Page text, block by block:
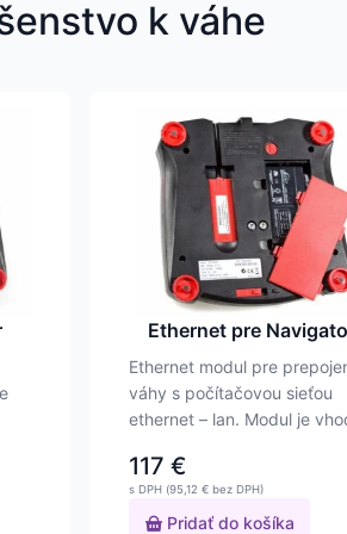
k váhe
Ethernet pre
Ethernet modul pre
váhy s počítačovou sieťou
ethernet – lan. Modul je
117 €
s DPH (95,12 € bez DPH)
Pridať do košíka